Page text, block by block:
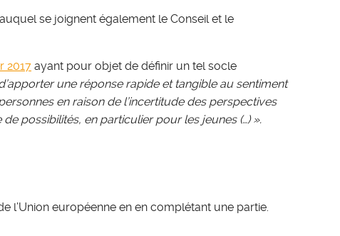
se joignent également le Conseil et le
2017 ayant pour objet de définir un tel socle
une réponse rapide et tangible au sentiment
en raison de l’incertitude des perspectives
possibilités, en particulier pour les jeunes (…) ».
l’Union européenne en en complétant une partie.